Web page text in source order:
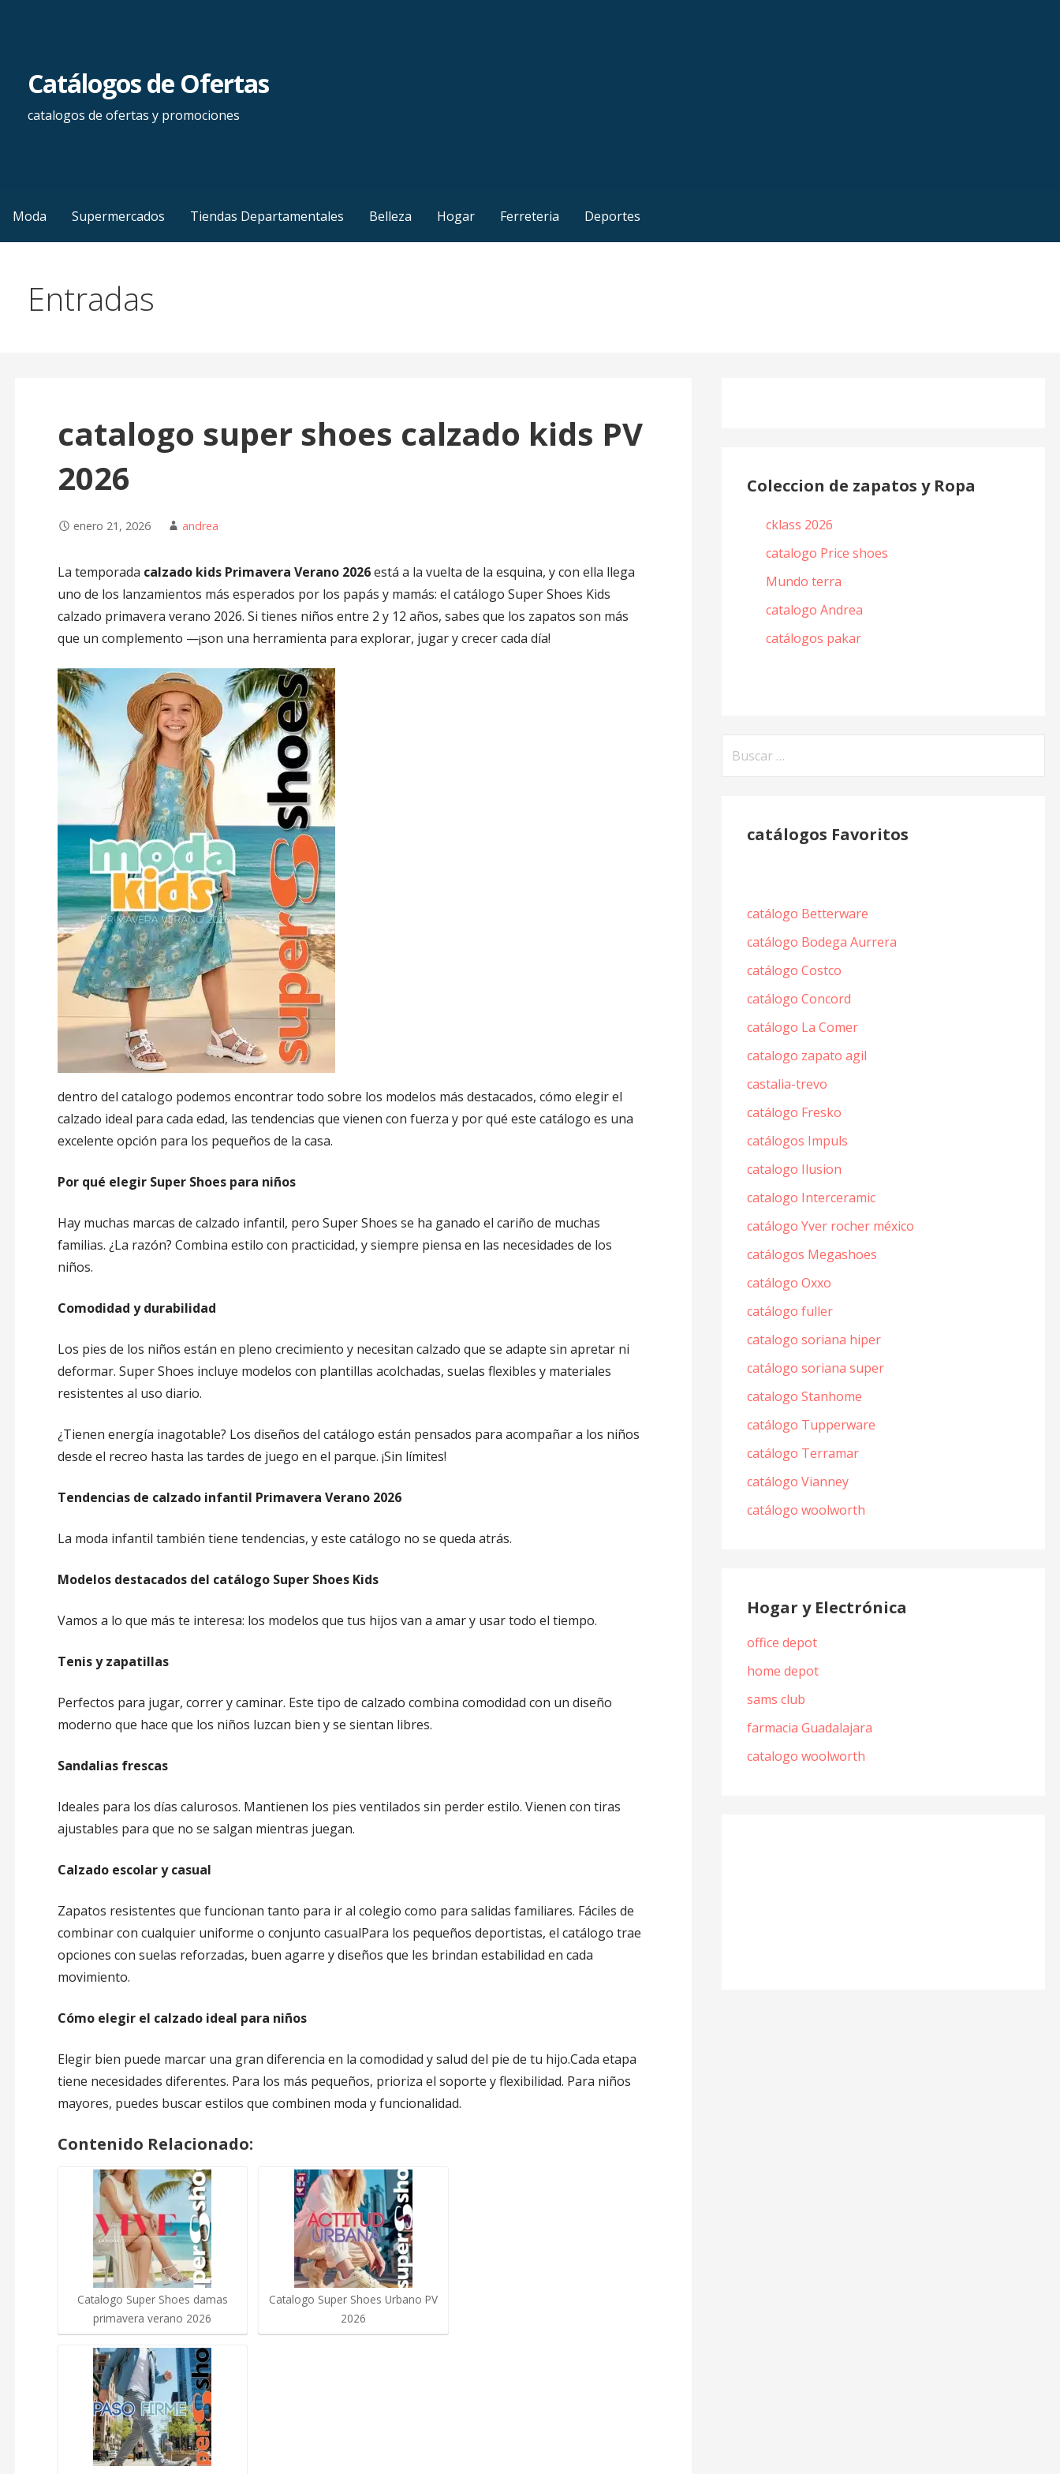
Catálogos de Ofertas
catalogos de ofertas y promociones
Moda Supermercados Tiendas Departamentales Belleza Hogar Ferreteria Deportes
Entradas
catalogo super shoes calzado kids PV
2026
enero 21, 2026 andrea
La temporada calzado kids Primavera Verano 2026está a la vuelta de la esquina, y con ella llega
uno de los lanzamientos más esperados por los papás y mamás: el catálogo Super Shoes Kids
calzado primavera verano 2026. Si tienes niños entre 2 y 12 años, sabes que los zapatos son más
que un complemento —¡son una herramienta para explorar, jugar y crecer cada día!
dentro del catalogo podemos encontrar todo sobre los modelos más destacados, cómo elegir el
calzado ideal para cada edad, las tendencias que vienen con fuerza y por qué este catálogo es una
excelente opción para los pequeños de la casa.
Por qué elegir Super Shoes para niños
Hay muchas marcas de calzado infantil, pero Super Shoes se ha ganado el cariño de muchas
familias. ¿La razón? Combina estilo con practicidad, y siempre piensa en las necesidades de los
niños.
Comodidad y durabilidad
Los pies de los niños están en pleno crecimiento y necesitan calzado que se adapte sin apretar ni
deformar. Super Shoes incluye modelos con plantillas acolchadas, suelas flexibles y materiales
resistentes al uso diario.
¿Tienen energía inagotable? Los diseños del catálogo están pensados para acompañar a los niños
desde el recreo hasta las tardes de juego en el parque. ¡Sin límites!
Tendencias de calzado infantil Primavera Verano 2026
La moda infantil también tiene tendencias, y este catálogo no se queda atrás.
Modelos destacados del catálogo Super Shoes Kids
Vamos a lo que más te interesa: los modelos que tus hijos van a amar y usar todo el tiempo.
Tenis y zapatillas
Perfectos para jugar, correr y caminar. Este tipo de calzado combina comodidad con un diseño
moderno que hace que los niños luzcan bien y se sientan libres.
Sandalias frescas
Ideales para los días calurosos. Mantienen los pies ventilados sin perder estilo. Vienen con tiras
ajustables para que no se salgan mientras juegan.
Calzado escolar y casual
Zapatos resistentes que funcionan tanto para ir al colegio como para salidas familiares. Fáciles de
combinar con cualquier uniforme o conjunto casualPara los pequeños deportistas, el catálogo trae
opciones con suelas reforzadas, buen agarre y diseños que les brindan estabilidad en cada
movimiento.
Cómo elegir el calzado ideal para niños
Elegir bien puede marcar una gran diferencia en la comodidad y salud del pie de tu hijo.Cada etapa
tiene necesidades diferentes. Para los más pequeños, prioriza el soporte y flexibilidad. Para niños
mayores, puedes buscar estilos que combinen moda y funcionalidad.
Contenido Relacionado:
Catalogo Super Shoes damas
primavera verano 2026
Catalogo Super Shoes Urbano PV
2026
Coleccion de zapatos y Ropa
cklass 2026
catalogo Price shoes
Mundo terra
catalogo Andrea
catálogos pakar
catálogos Favoritos
catálogo Betterware
catálogo Bodega Aurrera
catálogo Costco
catálogo Concord
catálogo La Comer
catalogo zapato agil
castalia-trevo
catálogo Fresko
catálogos Impuls
catalogo Ilusion
catalogo Interceramic
catálogo Yver rocher méxico
catálogos Megashoes
catálogo Oxxo
catálogo fuller
catalogo soriana hiper
catálogo soriana super
catalogo Stanhome
catálogo Tupperware
catálogo Terramar
catálogo Vianney
catálogo woolworth
Hogar y Electrónica
office depot
home depot
sams club
farmacia Guadalajara
catalogo woolworth